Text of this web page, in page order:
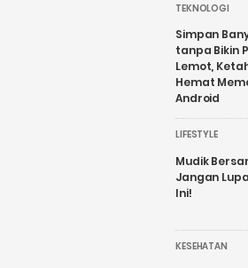
TEKNOLOGI
Simpan
tanpa Bikin
Lemot,
Hemat
Android
LIFESTYLE
Mudik
Jangan
Ini!
KESEHATAN